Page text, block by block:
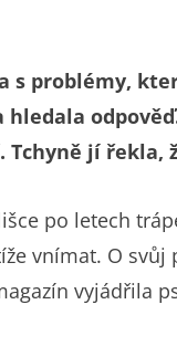
s problémy,
jí řekla,
po letech
vnímat. O
vyjádřila